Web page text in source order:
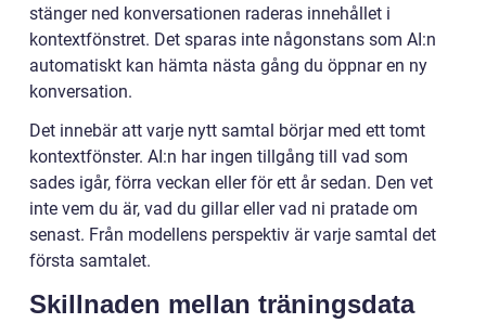
stänger ned konversationen raderas innehållet i
kontextfönstret. Det sparas inte någonstans som AI:n
automatiskt kan hämta nästa gång du öppnar en ny
konversation.
Det innebär att varje nytt samtal börjar med ett tomt
kontextfönster. AI:n har ingen tillgång till vad som
sades igår, förra veckan eller för ett år sedan. Den vet
inte vem du är, vad du gillar eller vad ni pratade om
senast. Från modellens perspektiv är varje samtal det
första samtalet.
Skillnaden mellan träningsdata